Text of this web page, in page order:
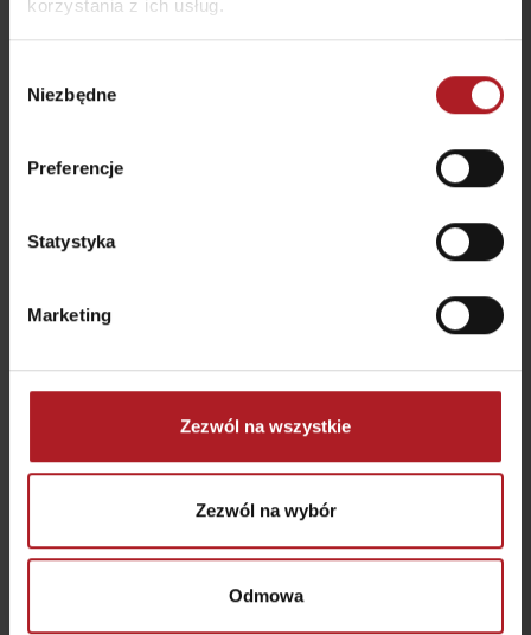
korzystania z ich usług.
zgody
Niezbędne
Preferencje
Statystyka
Marketing
Zezwól na wszystkie
Zezwól na wybór
Odmowa
Liptovský Mikuláš
Liptovský Mikuláš
Liptovský Mikuláš
Propaganda Freestyle
Park
Liptovský Mikuláš
Všetky zážitky a relax